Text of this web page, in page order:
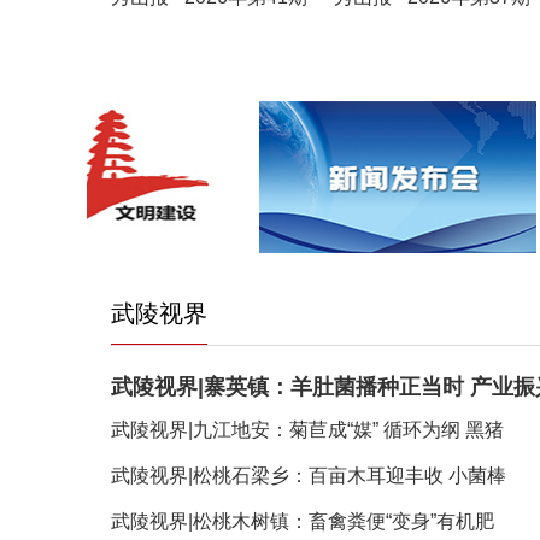
武陵视界
武陵视界|寨英镇：羊肚菌播种正当时 产业振
武陵视界|九江地安：菊苣成“媒” 循环为纲 黑猪
武陵视界|松桃石梁乡：百亩木耳迎丰收 小菌棒
武陵视界|松桃木树镇：畜禽粪便“变身”有机肥